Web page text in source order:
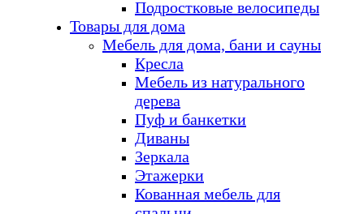
Подростковые велосипеды
Товары для дома
Мебель для дома, бани и сауны
Кресла
Мебель из натурального
дерева
Пуф и банкетки
Диваны
Зеркала
Этажерки
Кованная мебель для